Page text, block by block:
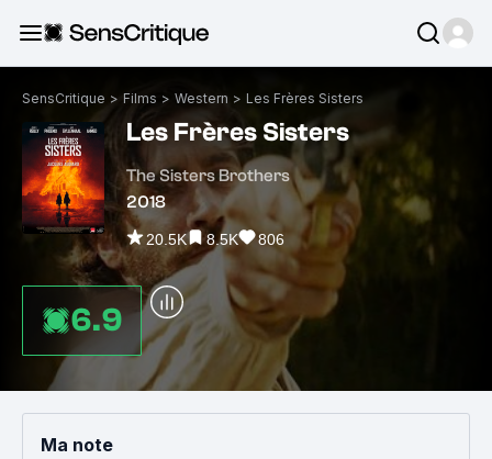
SensCritique > Films > Western > Les Frères Sisters
Les Frères Sisters
The Sisters Brothers
2018
20.5K 8.5K 806
6.9
Ma note